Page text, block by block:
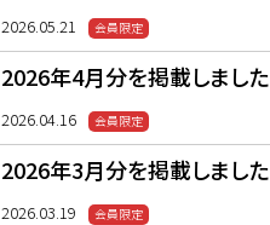
2026.05.21
2026年4月分を掲載しました
2026.04.16
2026年3月分を掲載しました
2026.03.19